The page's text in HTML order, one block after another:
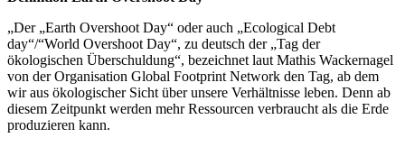
„Der „Earth Overshoot Day“ oder auch „Ecological Debt
day“/“World Overshoot Day“, zu deutsch der „Tag der
ökologischen Überschuldung“, bezeichnet laut Mathis Wackernagel
von der Organisation Global Footprint Network den Tag, ab dem
wir aus ökologischer Sicht über unsere Verhältnisse leben. Denn ab
diesem Zeitpunkt werden mehr Ressourcen verbraucht als die Erde
produzieren kann.